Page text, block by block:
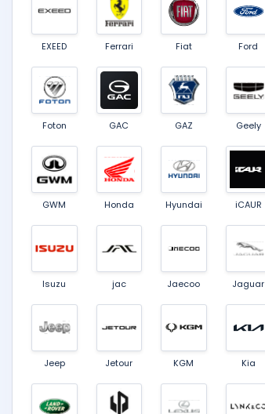
EXEED Ferrari Fiat Ford
Foton GAC GAZ Geely
GWM Honda Hyundai iCAUR
Isuzu jac Jaecoo Jaguar
Jeep Jetour KGM Kia